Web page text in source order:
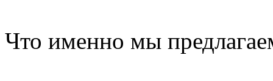
Что именно мы